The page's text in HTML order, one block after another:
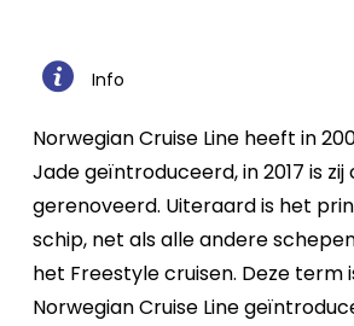
Info
Norwegian Cruise Line heeft in
Jade geïntroduceerd, in 2017 is
gerenoveerd. Uiteraard is het
schip, net als alle andere
het Freestyle cruisen. Deze term
Norwegian Cruise Line